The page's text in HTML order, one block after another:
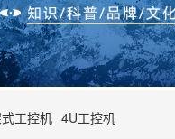
式工控机 4U工控机